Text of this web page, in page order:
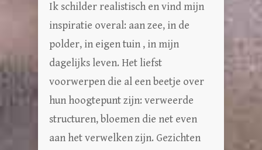
Ik schilder realistisch en vind mijn
inspiratie overal: aan zee, in de
polder, in eigen tuin , in mijn
dagelijks leven. Het liefst
voorwerpen die al een beetje over
hun hoogtepunt zijn: verweerde
structuren, bloemen die net even
aan het verwelken zijn. Gezichten